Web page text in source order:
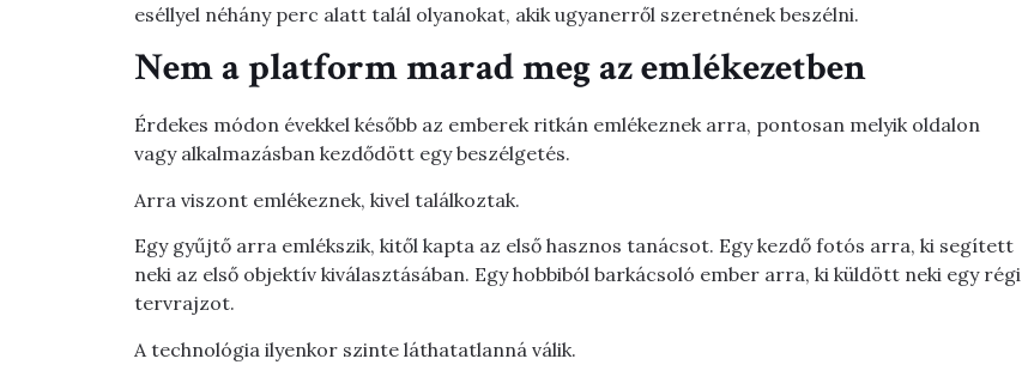
eséllyel néhány perc alatt talál olyanokat, akik ugyanerről szeretnének beszélni.
Nem a platform marad meg az emlékezetben
Érdekes módon évekkel később az emberek ritkán emlékeznek arra, pontosan melyik oldalon
vagy alkalmazásban kezdődött egy beszélgetés.
Arra viszont emlékeznek, kivel találkoztak.
Egy gyűjtő arra emlékszik, kitől kapta az első hasznos tanácsot. Egy kezdő fotós arra, ki segített
neki az első objektív kiválasztásában. Egy hobbiból barkácsoló ember arra, ki küldött neki egy régi
tervrajzot.
A technológia ilyenkor szinte láthatatlanná válik.